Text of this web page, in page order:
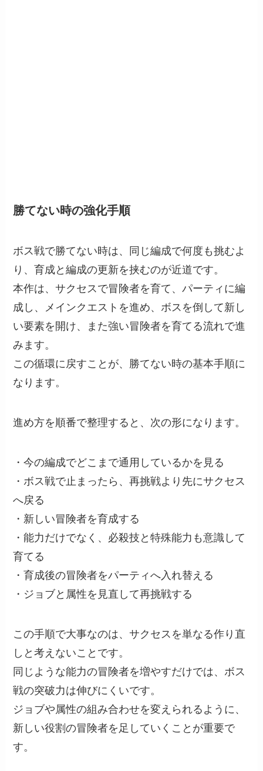
勝てない時の強化手順
ボス戦で勝てない時は、同じ編成で何度も挑むよ
り、育成と編成の更新を挟むのが近道です。
本作は、サクセスで冒険者を育て、パーティに編
成し、メインクエストを進め、ボスを倒して新し
い要素を開け、また強い冒険者を育てる流れで進
みます。
この循環に戻すことが、勝てない時の基本手順に
なります。
進め方を順番で整理すると、次の形になります。
・今の編成でどこまで通用しているかを見る
・ボス戦で止まったら、再挑戦より先にサクセス
へ戻る
・新しい冒険者を育成する
・能力だけでなく、必殺技と特殊能力も意識して
育てる
・育成後の冒険者をパーティへ入れ替える
・ジョブと属性を見直して再挑戦する
この手順で大事なのは、サクセスを単なる作り直
しと考えないことです。
同じような能力の冒険者を増やすだけでは、ボス
戦の突破力は伸びにくいです。
ジョブや属性の組み合わせを変えられるように、
新しい役割の冒険者を足していくことが重要で
す。